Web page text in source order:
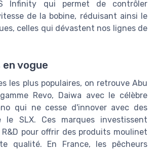
Infinity qui permet de contrôler
de la bobine, réduisant ainsi le
celles qui dévastent nos lignes de
vogue
les plus populaires, on retrouve Abu
Revo, Daiwa avec le célèbre
qui ne cesse d'innover avec des
le SLX. Ces marques investissent
pour offrir des produits moulinet
qualité. En France, les pêcheurs